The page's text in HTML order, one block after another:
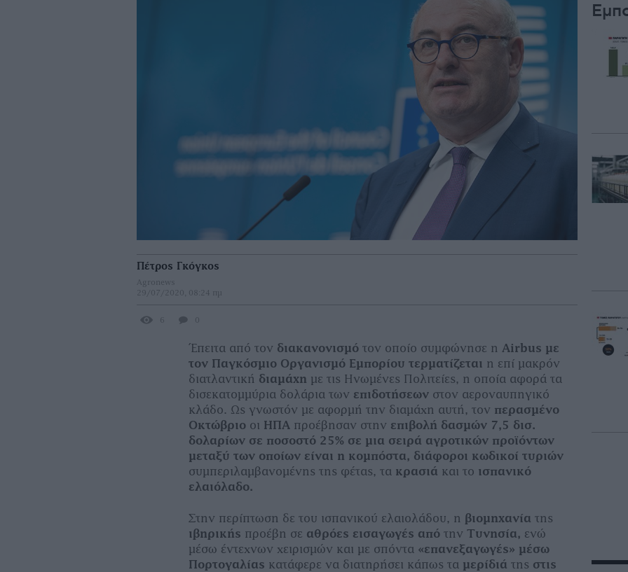
Πέτρος Γκόγκος
Agronews
29/07/2020, 08:24 πμ
6 0
Έπειτα από τον διακανονισμό τον οποίο συμφώνησε η Airbus με
τον Παγκόσμιο Οργανισμό Εμπορίου τερματίζεται η επί μακρόν
διατλαντική διαμάχη με τις Ηνωμένες Πολιτείες, η οποία αφορά τα
δισεκατομμύρια δολάρια των επιδοτήσεων στον αεροναυπηγικό
κλάδο. Ως γνωστόν με αφορμή την διαμάχη αυτή, τον περασμένο
Οκτώβριο οι ΗΠΑ προέβησαν στην επιβολή δασμών 7,5 δισ.
δολαρίων σε ποσοστό 25% σε μια σειρά αγροτικών προϊόντων
μεταξύ των οποίων είναι η κομπόστα, διάφοροι κωδικοί τυριών
συμπεριλαμβανομένης της φέτας, τα κρασιά και το ισπανικό
ελαιόλαδο.
Στην περίπτωση δε του ισπανικού ελαιολάδου, η βιομηχανία της
ιβηρικής προέβη σε αθρόες εισαγωγές από τηνΤυνησία, ενώ
μέσω έντεχνων χειρισμών και με σπόντα «επανεξαγωγές» μέσω
Πορτογαλίας κατάφερε να διατηρήσει κάπως τα μερίδιά της στις